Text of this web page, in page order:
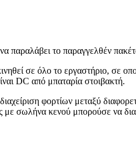
παραλάβει το παραγγελθέν
σε όλο το εργαστήριο, σε
DC από μπαταρία στοιβακτή.
φορτίων μεταξύ
σωλήνα κενού μπορούσε να